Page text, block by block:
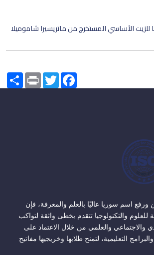
للزيت الأساسي المستخرج من ماتريسيرا شاموميلا
Share PrintTwitterFacebook
ورفع اسم سوريا عاليًا بالعلم والمعرفة، فإن
للعلوم والتكنولوجيا تتقدم بخطى واثقة لتواكب
والاجتماعي والعلمي من خلال الاعتماد على
التعليمية، لتمنح طلابها وخريجيها مفاتيح